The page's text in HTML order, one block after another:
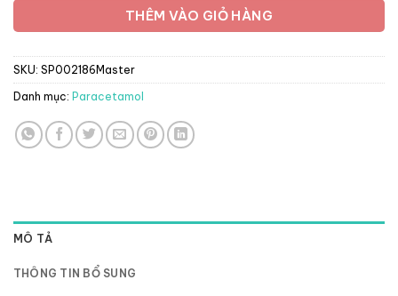
THÊM VÀO GIỎ HÀNG
SKU: SP002186Master
Danh mục: Paracetamol
MÔ TẢ
THÔNG TIN BỔ SUNG